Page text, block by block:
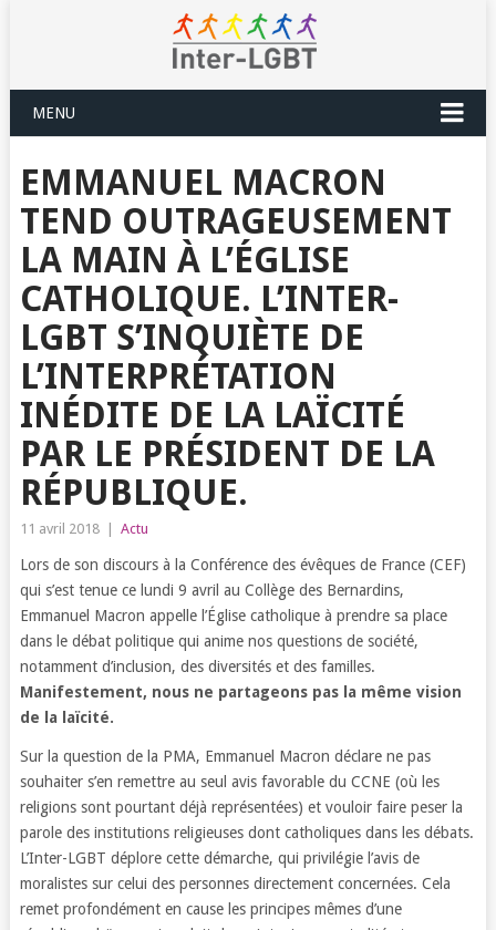
MENU
EMMANUEL MACRON
TEND OUTRAGEUSEMENT
LA MAIN À L’ÉGLISE
CATHOLIQUE. L’INTER-
LGBT S’INQUIÈTE DE
L’INTERPRÉTATION
INÉDITE DE LA LAÏCITÉ
PAR LE PRÉSIDENT DE LA
RÉPUBLIQUE.
11 avril 2018 Actu
Lors de son discours à la Conférence des évêques de France (CEF)
qui s’est tenue ce lundi 9 avril au Collège des Bernardins,
Emmanuel Macron appelle l’Église catholique à prendre sa place
dans le débat politique qui anime nos questions de société,
notamment d’inclusion, des diversités et des familles.
Manifestement, nous ne partageons pas la même vision
de la laïcité.
Sur la question de la PMA, Emmanuel Macron déclare ne pas
souhaiter s’en remettre au seul avis favorable du CCNE (où les
religions sont pourtant déjà représentées) et vouloir faire peser la
parole des institutions religieuses dont catholiques dans les débats.
L’Inter-LGBT déplore cette démarche, qui privilégie l’avis de
moralistes sur celui des personnes directement concernées. Cela
remet profondément en cause les principes mêmes d’une